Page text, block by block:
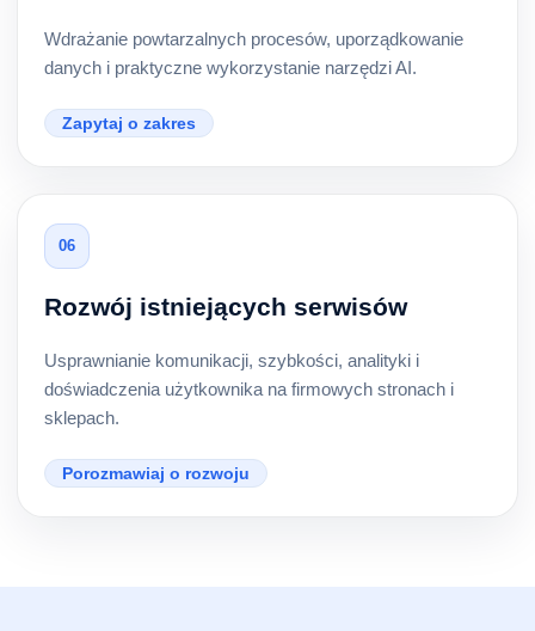
Wdrażanie powtarzalnych procesów, uporządkowanie
danych i praktyczne wykorzystanie narzędzi AI.
Zapytaj o zakres
06
Rozwój istniejących serwisów
Usprawnianie komunikacji, szybkości, analityki i
doświadczenia użytkownika na firmowych stronach i
sklepach.
Porozmawiaj o rozwoju